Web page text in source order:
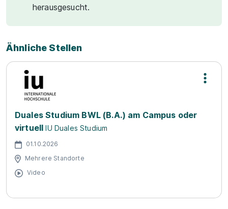
herausgesucht.
Ähnliche Stellen
Duales Studium BWL (B.A.) am Campus oder
virtuell IU Duales Studium
01.10.2026
Mehrere Standorte
Video